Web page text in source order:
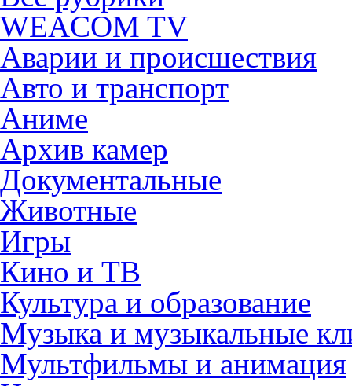
WEACOM TV
Аварии и происшествия
Авто и транспорт
Аниме
Архив камер
Документальные
Животные
Игры
Кино и ТВ
Культура и образование
Музыка и музыкальные
Мультфильмы и анимация